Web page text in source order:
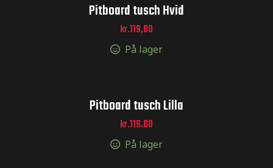
Pitboard tusch Hvid
kr.119,00
På lager
Pitboard tusch Lilla
kr.119,00
På lager